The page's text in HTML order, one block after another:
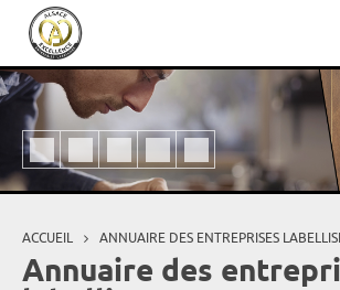
Aller au contenu principal
Vous êtes ici
ACCUEIL ANNUAIRE DES ENTREPRISES
Annuaire des
Panneau de gestion des cookies